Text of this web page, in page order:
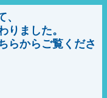
ました。
らからご覧くださ